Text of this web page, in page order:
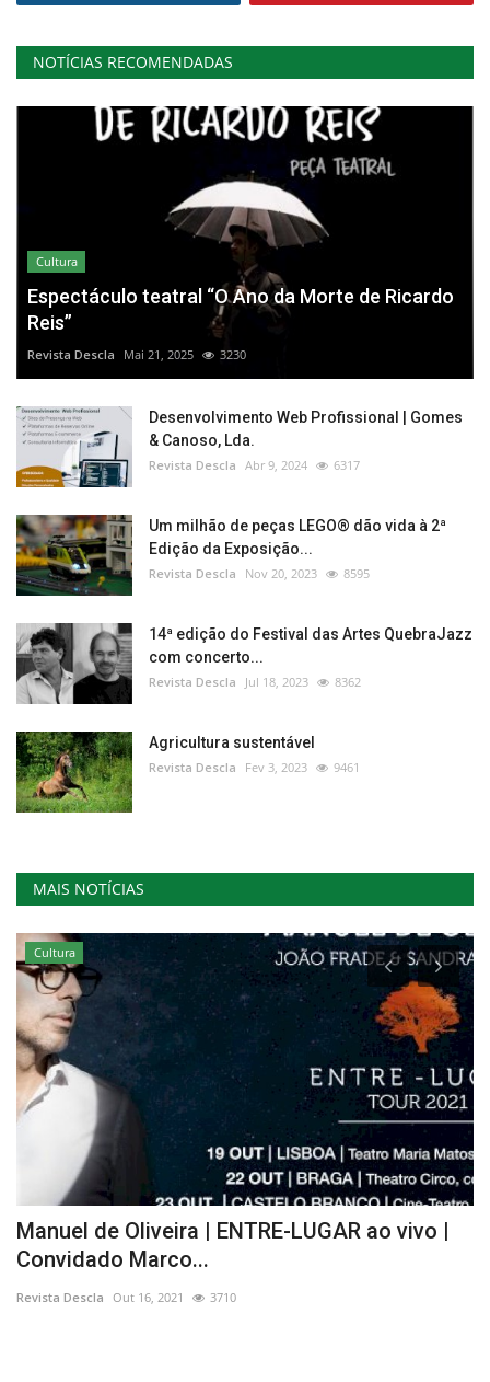
NOTÍCIAS RECOMENDADAS
Cultura
Espectáculo teatral “O Ano da Morte de Ricardo
Reis”
Revista Descla Mai 21, 2025 3230
Desenvolvimento Web Profissional | Gomes
& Canoso, Lda.
Revista Descla Abr 9, 2024 6317
Um milhão de peças LEGO® dão vida à 2ª
Edição da Exposição...
Revista Descla Nov 20, 2023 8595
14ª edição do Festival das Artes QuebraJazz
com concerto...
Revista Descla Jul 18, 2023 8362
Agricultura sustentável
Revista Descla Fev 3, 2023 9461
MAIS NOTÍCIAS
Cultura
Manuel de Oliveira | ENTRE-LUGAR ao vivo |
Convidado Marco...
Revista Descla Out 16, 2021 3710